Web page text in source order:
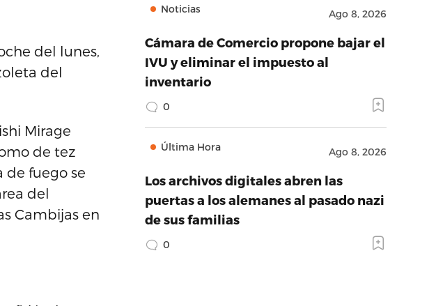
del lunes,
del
Mirage
de tez
de fuego se
del
Cambijas en
Noticias Ago 8, 2026
Cámara de Comercio propone bajar el
IVU y eliminar el impuesto al
inventario
0
Última Hora Ago 8, 2026
Los archivos digitales abren las
puertas a los alemanes al pasado nazi
de sus familias
0